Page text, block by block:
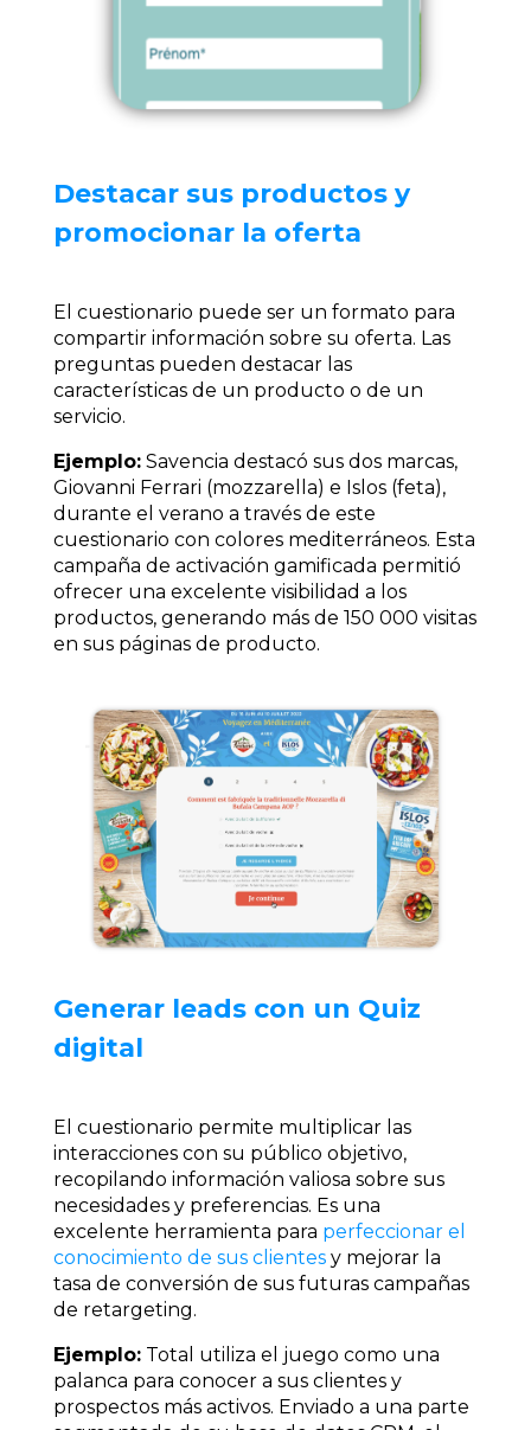
Destacar sus productos y
promocionar la oferta
El cuestionario puede ser un formato para
compartir información sobre su oferta. Las
preguntas pueden destacar las
características de un producto o de un
servicio.
Ejemplo:Savencia destacó sus dos marcas,
Giovanni Ferrari (mozzarella) e Islos (feta),
durante el verano a través de este
cuestionario con colores mediterráneos. Esta
campaña de activación gamificada permitió
ofrecer una excelente visibilidad a los
productos, generando más de 150 000 visitas
en sus páginas de producto.
Generar leads con un Quiz
digital
El cuestionario permite multiplicar las
interacciones con su público objetivo,
recopilando información valiosa sobre sus
necesidades y preferencias. Es una
excelente herramienta para perfeccionar el
conocimiento de sus clientesy mejorar la
tasa de conversión de sus futuras campañas
de retargeting.
Ejemplo:Total utiliza el juego como una
palanca para conocer a sus clientes y
prospectos más activos. Enviado a una parte